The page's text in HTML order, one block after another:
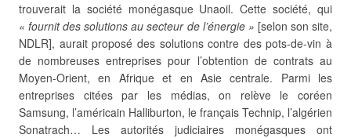
trouverait la société monégasque Unaoil. Cette société, qui
« fournit des solutions au secteur de l’énergie » [selon son site,
NDLR], aurait proposé des solutions contre des pots-de-vin à
de nombreuses entreprises pour l’obtention de contrats au
Moyen-Orient, en Afrique et en Asie centrale. Parmi les
entreprises citées par les médias, on relève le coréen
Samsung, l’américain Halliburton, le français Technip, l’algérien
Sonatrach… Les autorités judiciaires monégasques ont